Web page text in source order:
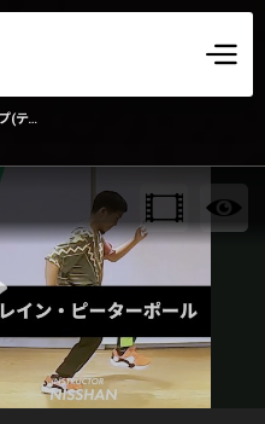
ハウスステップ(ティップタップ、トレイン、ピーターポール)